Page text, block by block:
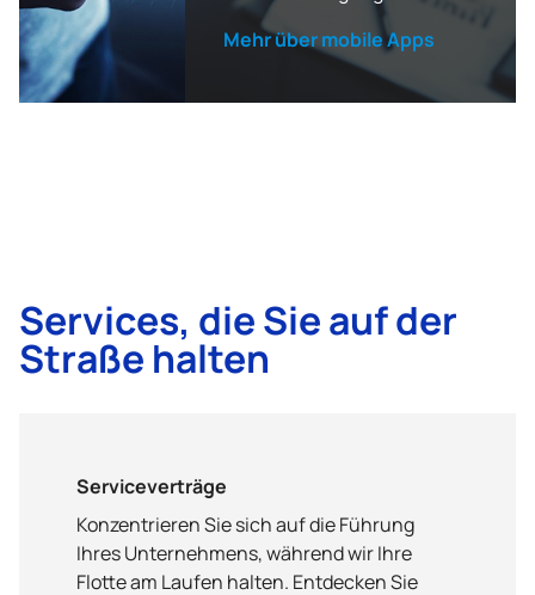
Mehr über mobile Apps
Services, die Sie auf der
Straße halten
Serviceverträge
Konzentrieren Sie sich auf die Führung
Ihres Unternehmens, während wir Ihre
Flotte am Laufen halten. Entdecken Sie